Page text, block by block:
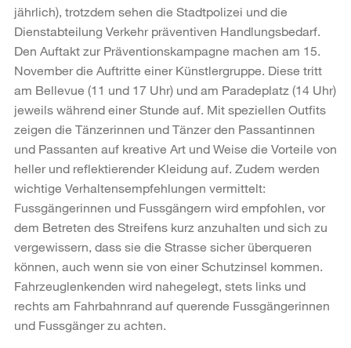
jährlich), trotzdem sehen die Stadtpolizei und die
Dienstabteilung Verkehr präventiven Handlungsbedarf.
Den Auftakt zur Präventionskampagne machen am 15.
November die Auftritte einer Künstlergruppe. Diese tritt
am Bellevue (11 und 17 Uhr) und am Paradeplatz (14 Uhr)
jeweils während einer Stunde auf. Mit speziellen Outfits
zeigen die Tänzerinnen und Tänzer den Passantinnen
und Passanten auf kreative Art und Weise die Vorteile von
heller und reflektierender Kleidung auf. Zudem werden
wichtige Verhaltensempfehlungen vermittelt:
Fussgängerinnen und Fussgängern wird empfohlen, vor
dem Betreten des Streifens kurz anzuhalten und sich zu
vergewissern, dass sie die Strasse sicher überqueren
können, auch wenn sie von einer Schutzinsel kommen.
Fahrzeuglenkenden wird nahegelegt, stets links und
rechts am Fahrbahnrand auf querende Fussgängerinnen
und Fussgänger zu achten.